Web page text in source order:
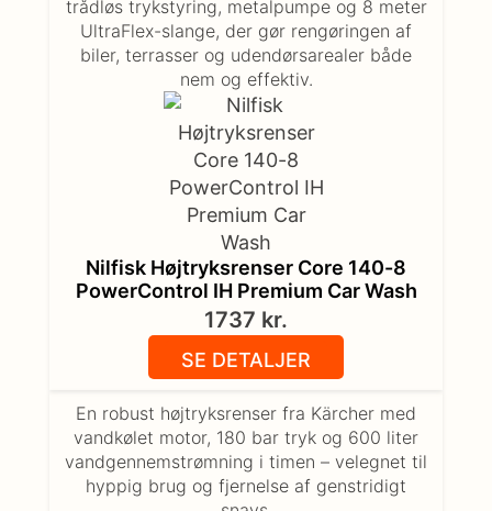
Nilfisk Højtryksrenser Core 140-8
PowerControl IH Premium Car Wash
trådløs trykstyring, metalpumpe og 8 meter
UltraFlex-slange, der gør rengøringen af
biler, terrasser og udendørsarealer både
nem og effektiv.
1737 kr.
SE DETALJER
En robust højtryksrenser fra Kärcher med
vandkølet motor, 180 bar tryk og 600 liter
vandgennemstrømning i timen – velegnet til
hyppig brug og fjernelse af genstridigt